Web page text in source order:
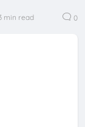
min read 0